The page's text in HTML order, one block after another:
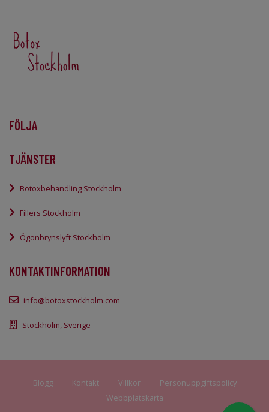
FÖLJA
TJÄNSTER
Botoxbehandling Stockholm
Fillers Stockholm
Ögonbrynslyft Stockholm
KONTAKTINFORMATION
info@botoxstockholm.com
Stockholm, Sverige
Blogg Kontakt Villkor
Personuppgiftspolicy
Webbplatskarta